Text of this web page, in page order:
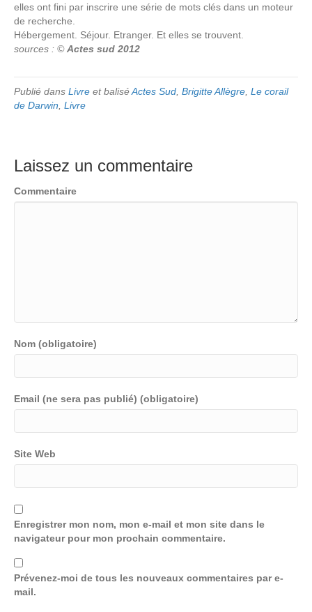
elles ont fini par inscrire une série de mots clés dans un moteur
de recherche.
Hébergement. Séjour. Etranger. Et elles se trouvent.
sources : ©Actes sud 2012
Publié dans Livre et baliséActes Sud, Brigitte Allègre, Le corail
de Darwin, Livre
Laissez un commentaire
Commentaire
Nom (obligatoire)
Email (ne sera pas publié) (obligatoire)
Site Web
Enregistrer mon nom, mon e-mail et mon site dans le
navigateur pour mon prochain commentaire.
Prévenez-moi de tous les nouveaux commentaires par e-
mail.